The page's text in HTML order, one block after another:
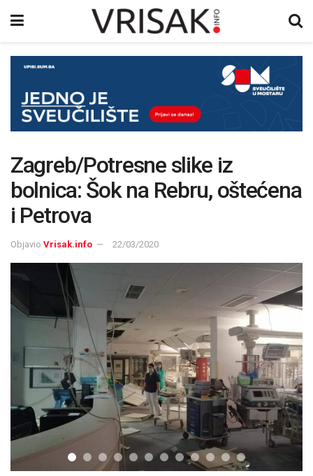
Zagreb/Potresne slike iz
bolnica: Šok na Rebru, oštećena
i Petrova
Objavio Vrisak.info 22/03/2020